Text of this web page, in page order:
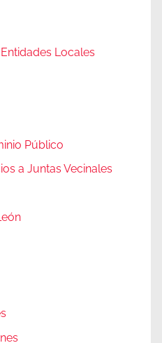
Locales
Público
a Juntas Vecinales